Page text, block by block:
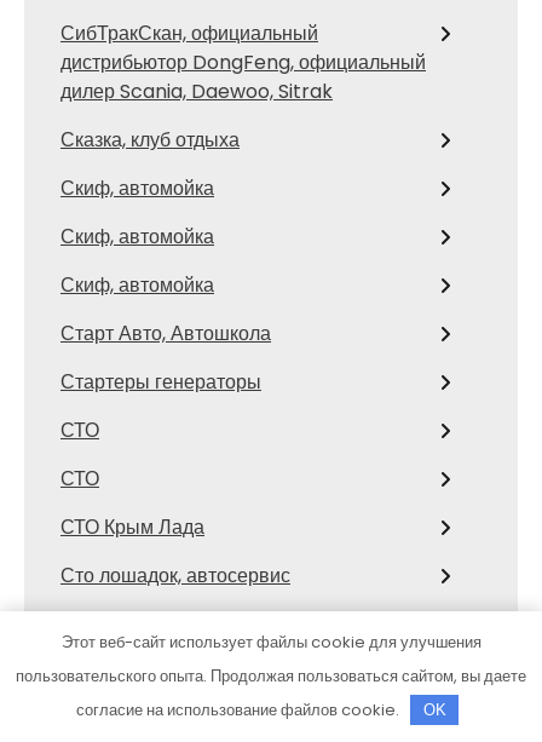
СибТракСкан, официальный
дистрибьютор DongFeng, официальный
дилер Scania, Daewoo, Sitrak
Сказка, клуб отдыха
Скиф, автомойка
Скиф, автомойка
Скиф, автомойка
Старт Авто, Автошкола
Стартеры генераторы
СТО
СТО
СТО Крым Лада
Сто лошадок, автосервис
Строитель, семейный спортивный
комплекс
Этот веб-сайт использует файлы cookie для улучшения
пользовательского опыта. Продолжая пользоваться сайтом, вы даете
согласие на использование файлов cookie.
OK